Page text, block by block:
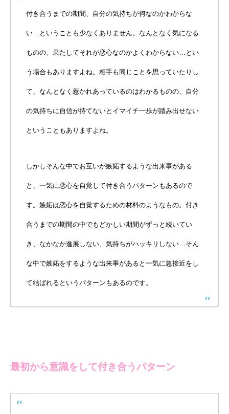
付き合うまでの期間、自分の気持ちが何なのかわからな
い…ということも少なくありません。なんとなく気になる
ものの、果たしてそれが恋心なのかよくわからない…とい
う場合もありますよね。相手も同じことを思っていたりし
て、なんとなく惹かれあっているのはわかるものの、自分
の気持ちに自信が持てないとイマイチ一歩が踏み出せない
ということもありますよね。
しかしそんな中でお互いが嫉妬するような出来事がある
と、一気に恋心を自覚して付き合うパターンもあるので
す。嫉妬は恋心を自覚するための材料のようなもの。付き
合うまでの期間の中でもどかしい期間がずっと続いてい
き、なかなか進展しない、気持ちがハッキリしない…そん
な中で嫉妬をするような出来事があると一気に急接近をし
て結ばれるというパターンもあるのです。
最初から意識をして付き合うパターン